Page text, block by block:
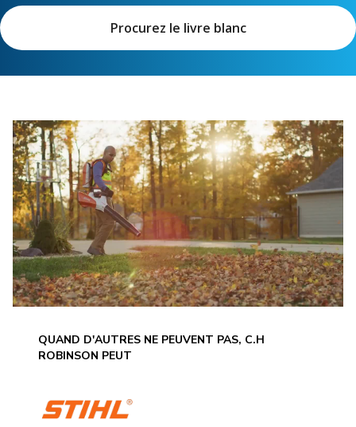
Procurez le livre blanc
QUAND D'AUTRES NE PEUVENT PAS, C.H
ROBINSON PEUT